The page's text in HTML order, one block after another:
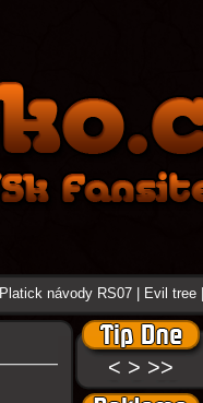
Platick návody RS07 Evil tree
< > >>